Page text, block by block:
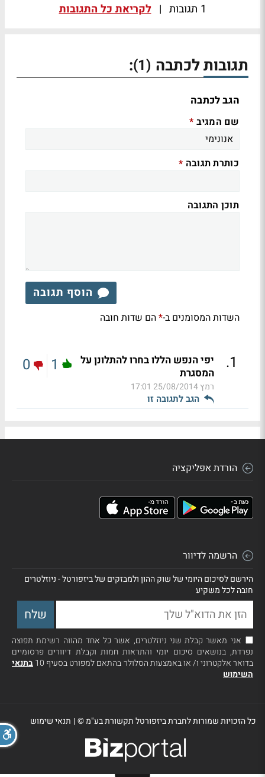
1 תגובות | לקריאת כל התגובות
תגובות לכתבה (1)
:
הגב לכתבה
שם המגיב *
כותרת תגובה *
תוכן התגובה
הוסף תגובה
השדות המסומנים ב-*הם שדות חובה
1
.
יפי הנפש הללו בחרו להתלונן על
המסגרת
רמץ25/08/2014 17:01
הגב לתגובה זו
1
0
הורדת אפליקציה
הרשמה לדיוור
הירשם לסיכום היומי של שוק ההון ולמבזקים של ביזפורטל - ניוזלטרים
חובה לכל משקיע
אני מאשר קבלת שני ניוזלטרים, אשר כל אחד מהווה רשימת תפוצה
נפרדת, בנושאים סיכום יומי והתראות חמות וקבלת דיוורים פרסומיים
בדואר אלקטרוני ו/ או באמצעות הסלולר בהתאם למפורט בסעיף 10
בתנאי
השימוש
כל הזכויות שמורות לחברת ביזפורטל תקשורת בע"מ ©| תנאי שימוש